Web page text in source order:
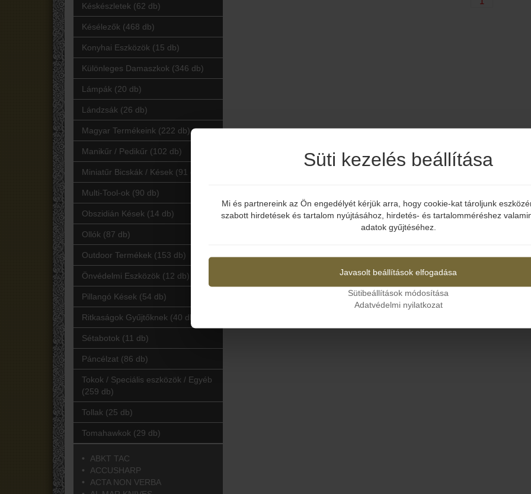
Késkészletek (62 db)
Késélezők (468 db)
Konyhai Eszközök (15 db)
Különleges Damaszkok (346 db)
Lámpák (20 db)
Lándzsák (26 db)
Magyar Termékeink (222 db)
Manikűr / Pedikűr (102 db)
Miniatűr Bicskák / Kések (91 db)
Multi-Tool-ok (90 db)
Obszidián Kések (14 db)
Ollók (87 db)
Outdoor Termékek (153 db)
Önvédelmi Eszközök (12 db)
Pillangó Kések (54 db)
Ritkaságok Gyűjtőknek (40 db)
Sétabotok (11 db)
Páncélzat (86 db)
Tokok / Speciális eszközök / Egyéb
(259 db)
Tollak (25 db)
Tomahawkok (29 db)
ABKT TAC
ACCUSHARP
ACTA NON VERBA
Elmúltál már 18 éves?
Süti kezelés beállítása
Mi és partnereink az Ön engedélyét kérjük arra, hogy cookie-kat tároljunk
szabott hirdetések és tartalom nyújtásához, hirdetés- és tartalomméréshez
adatok gyűjtéséhez.
Javasolt beállítások elfogadása
Sütibeállítások módosítása
Adatvédelmi nyilatkozat